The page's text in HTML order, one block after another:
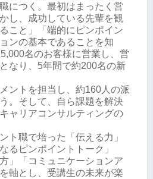
につく。最初はまったく営
し、成功している先輩を観
こと」「端的にピンポイン
ンの基本であることを知
名のお客様に営業し、営
なり、5年間で約200名の新
ントを担当し、約160人の派
。そして、自ら課題を解決
ャリアコンサルティングの
ト職で培った「伝える力」
るピンポイントトーク」
」「コミュニケーションア
軸とし、受講生の未来が楽